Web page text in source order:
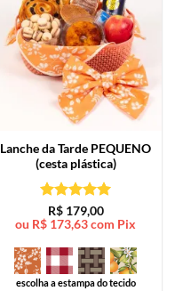
Lanche da Tarde PEQUENO
(cesta plástica)
Avaliação5
de 5
R$179,00
ou R$ 173,63com Pix
escolha a estampa do tecido